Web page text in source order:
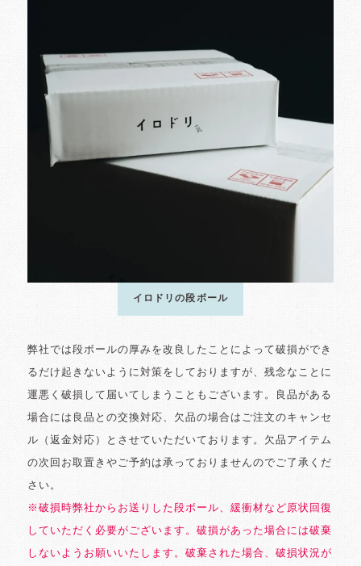
イロドリの段ボール
弊社では段ボールの厚みを改良したことによって破損ができ
るだけ起きないように対策をしておりますが、残念なことに
運悪く破損して届いてしまうこともございます。良品がある
場合には良品との交換対応、欠品の場合はご注文のキャンセ
ル（返金対応）とさせていただいております。欠品アイテム
の次回お取置きやご予約は承っておりませんのでご了承くだ
さい。
※破損時弊社からお送りした段ボール、緩衝材など原状回復
していただく必要がございます。破損があった場合には破棄
しないようお願いいたします。破棄された場合、破損状況が